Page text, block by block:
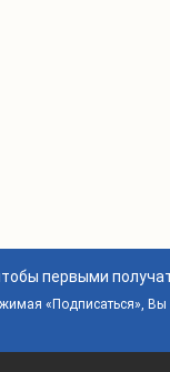
первыми
«Подписаться», Вы